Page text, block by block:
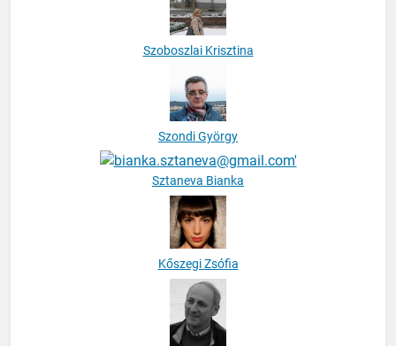
Szoboszlai Krisztina
Szondi György
Sztaneva Bianka
Kőszegi Zsófia
Tábori György